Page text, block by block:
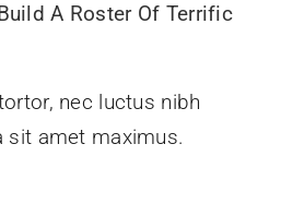
A Roster Of Terrific
nec luctus nibh
sit amet maximus.